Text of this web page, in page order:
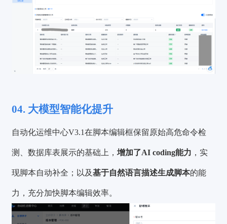
04. 大模型智能化提升
自动化运维中心V3.1在脚本编辑框保留原始高危命令检
测、数据库表展示的基础上，增加了AI coding能力 ，实
现脚本自动补全；以及基于自然语言描述生成脚本的能
力，充分加快脚本编辑效率。